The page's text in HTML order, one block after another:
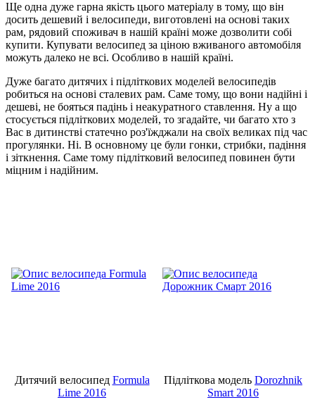
Ще одна дуже гарна якість цього матеріалу в тому, що він
досить дешевий і велосипеди, виготовлені на основі таких
рам, рядовий споживач в нашій країні може дозволити собі
купити. Купувати велосипед за ціною вживаного автомобіля
можуть далеко не всі. Особливо в нашій країні.
Дуже багато дитячих і підліткових моделей велосипедів
робиться на основі сталевих рам. Саме тому, що вони надійні і
дешеві, не бояться падінь і неакуратного ставлення. Ну а що
стосується підліткових моделей, то згадайте, чи багато хто з
Вас в дитинстві статечно роз'їжджали на своїх великах під час
прогулянки. Ні. В основному це були гонки, стрибки, падіння
і зіткнення. Саме тому підлітковий велосипед повинен бути
міцним і надійним.
Дитячий велосипед Formula
Lime 2016
Підліткова модель Dorozhnik
Smart 2016